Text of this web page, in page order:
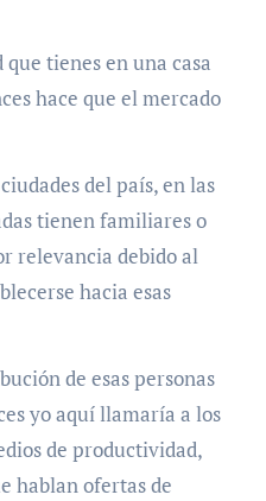
tienes en una casa
hace que el mercado
del país, en las
tienen familiares o
relevancia debido al
hacia esas
de esas personas
yo aquí llamaría a los
de productividad,
hablan ofertas de